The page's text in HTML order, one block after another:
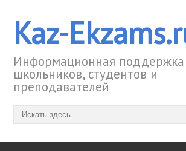
Kaz-
Информационная поддержка
школьников, студентов и
преподавателей